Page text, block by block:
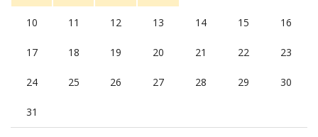
10 11 12 13 14 15 16
17 18 19 20 21 22 23
24 25 26 27 28 29 30
31